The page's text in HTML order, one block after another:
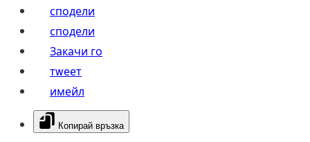
сподели
сподели
Закачи го
тwеет
имейл
Копирай връзка